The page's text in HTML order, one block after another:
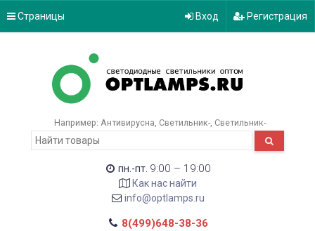
Страницы Вход Регистрация
Например: Антивирусна Светильник- Светильник-
пн.-пт. 9:00 – 19:00
Как нас найти
info@optlamps.ru
8(499)648-38-36